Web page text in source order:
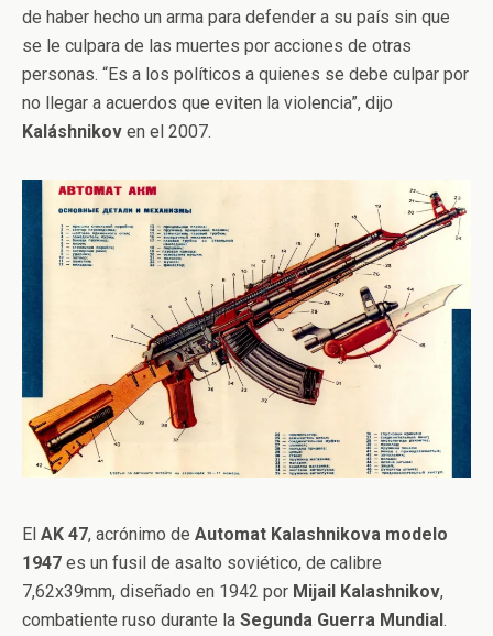
de haber hecho un arma para defender a su país sin que
se le culpara de las muertes por acciones de otras
personas. “Es a los políticos a quienes se debe culpar por
no llegar a acuerdos que eviten la violencia”, dijo
Kaláshnikov en el 2007.
El AK 47, acrónimo de Automat Kalashnikova modelo
1947 es un fusil de asalto soviético, de calibre
7,62x39mm, diseñado en 1942 por Mijail Kalashnikov,
combatiente ruso durante la Segunda Guerra Mundial .